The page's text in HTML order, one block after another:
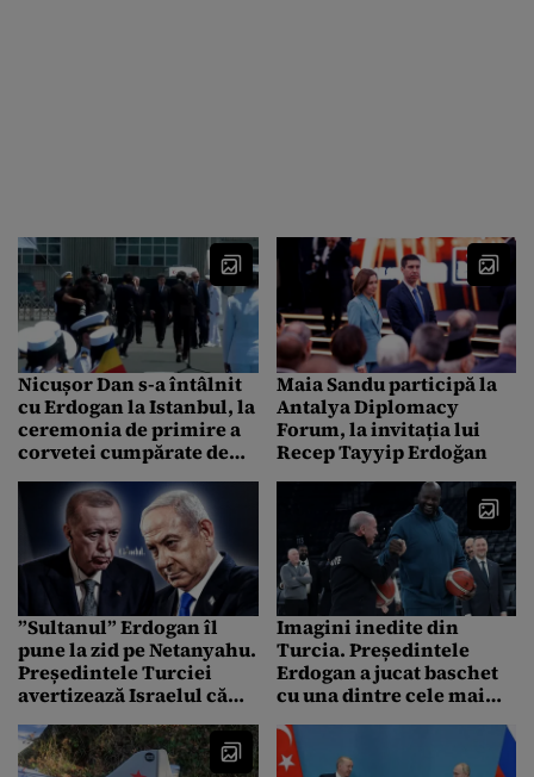
Nicușor Dan s-a întâlnit
cu Erdogan la Istanbul, la
ceremonia de primire a
corvetei cumpărate de
dotări are nava
Maia Sandu participă la
Antalya Diplomacy
Forum, la invitația lui
Recep Tayyip Erdoğan
”Sultanul” Erdogan îl
pune la zid pe Netanyahu.
Președintele Turciei
avertizează Israelul că
dezastrul din Orientul
Mijlociu
Imagini inedite din
Turcia. Președintele
Erdogan a jucat baschet
cu una dintre cele mai
baschetului american